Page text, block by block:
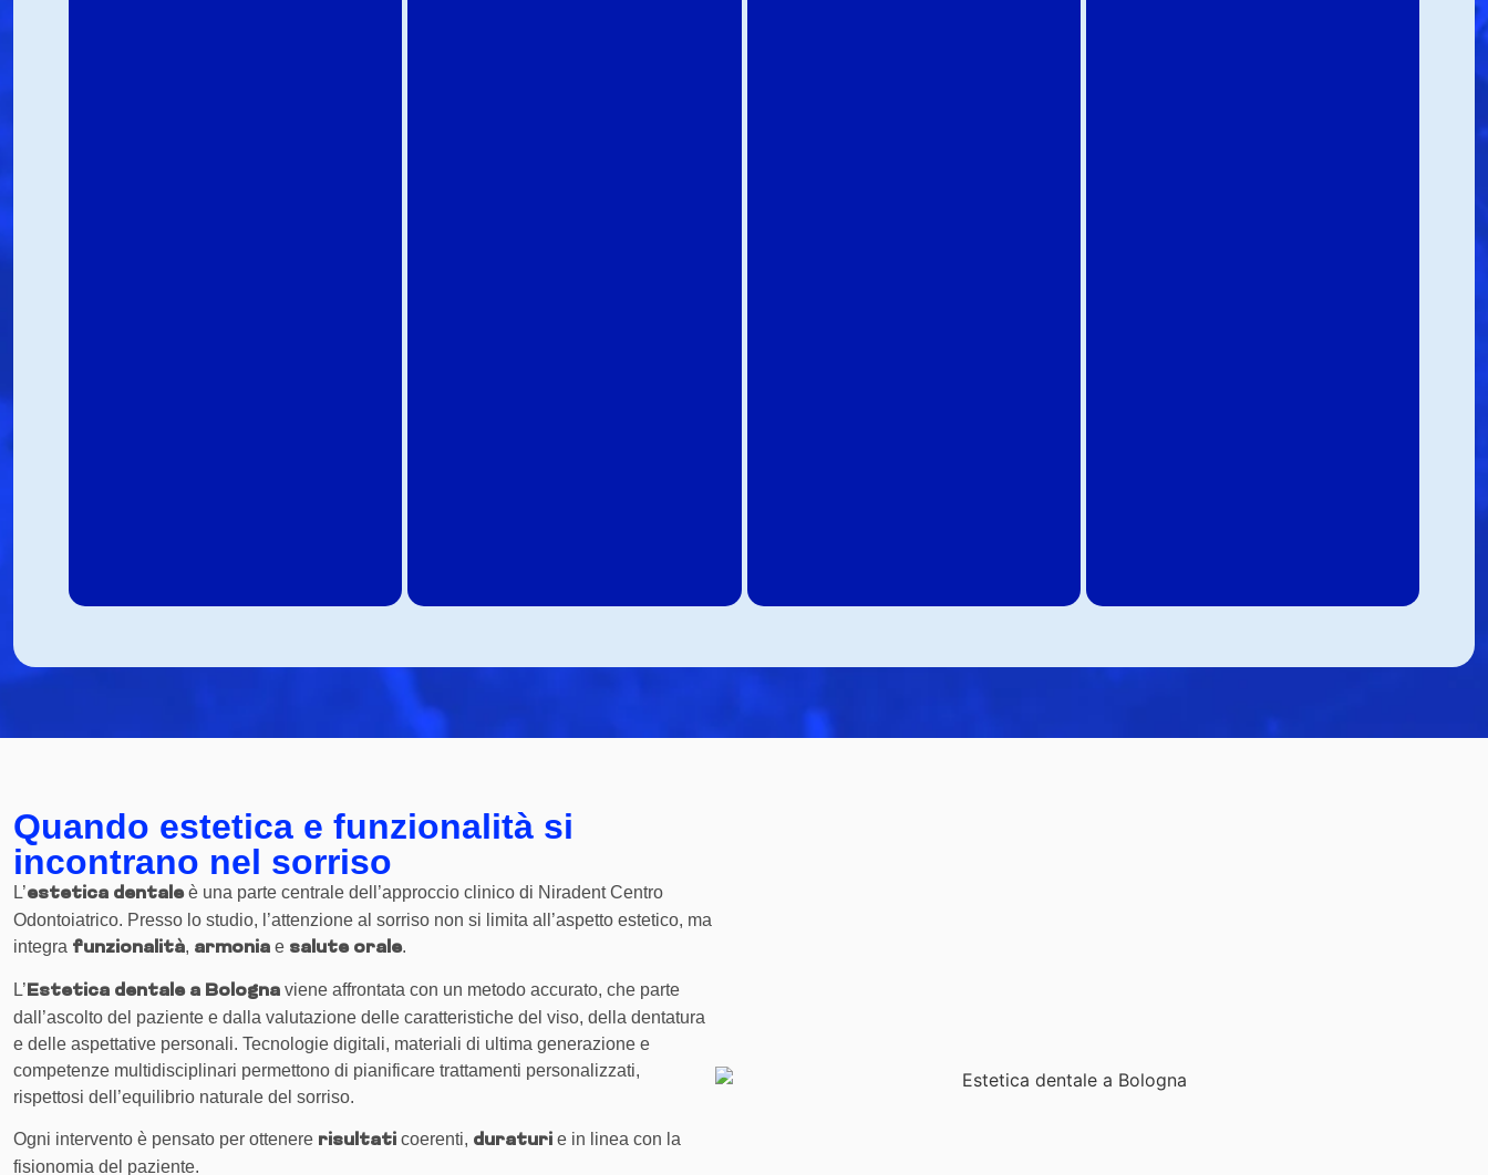
Quando estetica e funzionalità si
incontrano nel sorriso
L’estetica dentaleè una parte centrale dell’approccio clinico di Niradent Centro
Odontoiatrico. Presso lo studio, l’attenzione al sorriso non si limita all’aspetto estetico, ma
integra funzionalità, armonia e salute orale.
L’ Estetica dentale a Bologna viene affrontata con un metodo accurato, che parte
dall’ascolto del paziente e dalla valutazione delle caratteristiche del viso, della dentatura
e delle aspettative personali. Tecnologie digitali, materiali di ultima generazione e
competenze multidisciplinari permettono di pianificare trattamenti personalizzati,
rispettosi dell’equilibrio naturale del sorriso.
Ogni intervento è pensato per ottenere risultati coerenti, duraturi e in linea con la
fisionomia del paziente.